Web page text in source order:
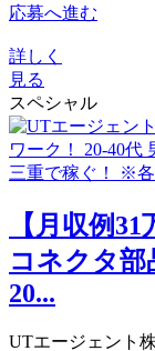
応募へ進む
詳しく
見る
スペシャル
【月収例
コネクタ部
20...
UTエージェント